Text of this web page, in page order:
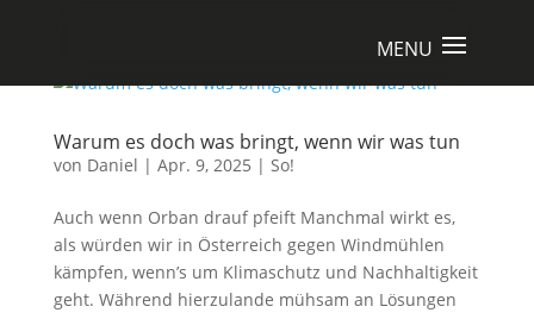
Warum es doch was bringt, wenn wir was tun
von Daniel | Apr. 9, 2025 | So!
Auch wenn Orban drauf pfeift Manchmal wirkt es,
als würden wir in Österreich gegen Windmühlen
kämpfen, wenn’s um Klimaschutz und Nachhaltigkeit
geht. Während hierzulande mühsam an Lösungen